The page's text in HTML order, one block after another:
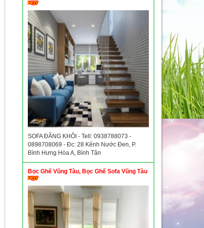
SOFA ĐĂNG KHÔI - Tell: 0938788073 -
0898708069 - Đc: 28 Kênh Nước Đen, P.
Bình Hưng Hòa A, Bình Tân
Bọc Ghế Vũng Tàu, Bọc Ghế Sofa Vũng Tàu